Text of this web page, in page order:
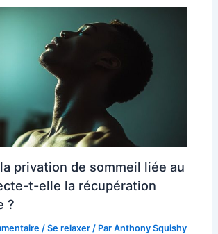
privation de sommeil liée au
t-elle la récupération
?
/Se relaxer / ParAnthony Squishy